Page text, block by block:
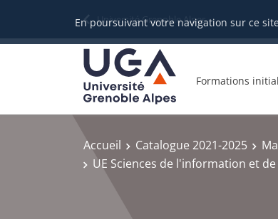
En poursuivant votre navigation sur ce
Université Grenoble Alpes
Formations
Accueil Catalogue 2021-2025
UE Sciences de l'information et